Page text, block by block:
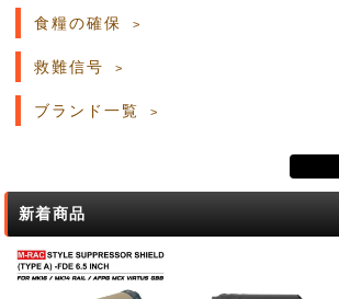
食糧の確保
救難信号
ブランド一覧
新着商品